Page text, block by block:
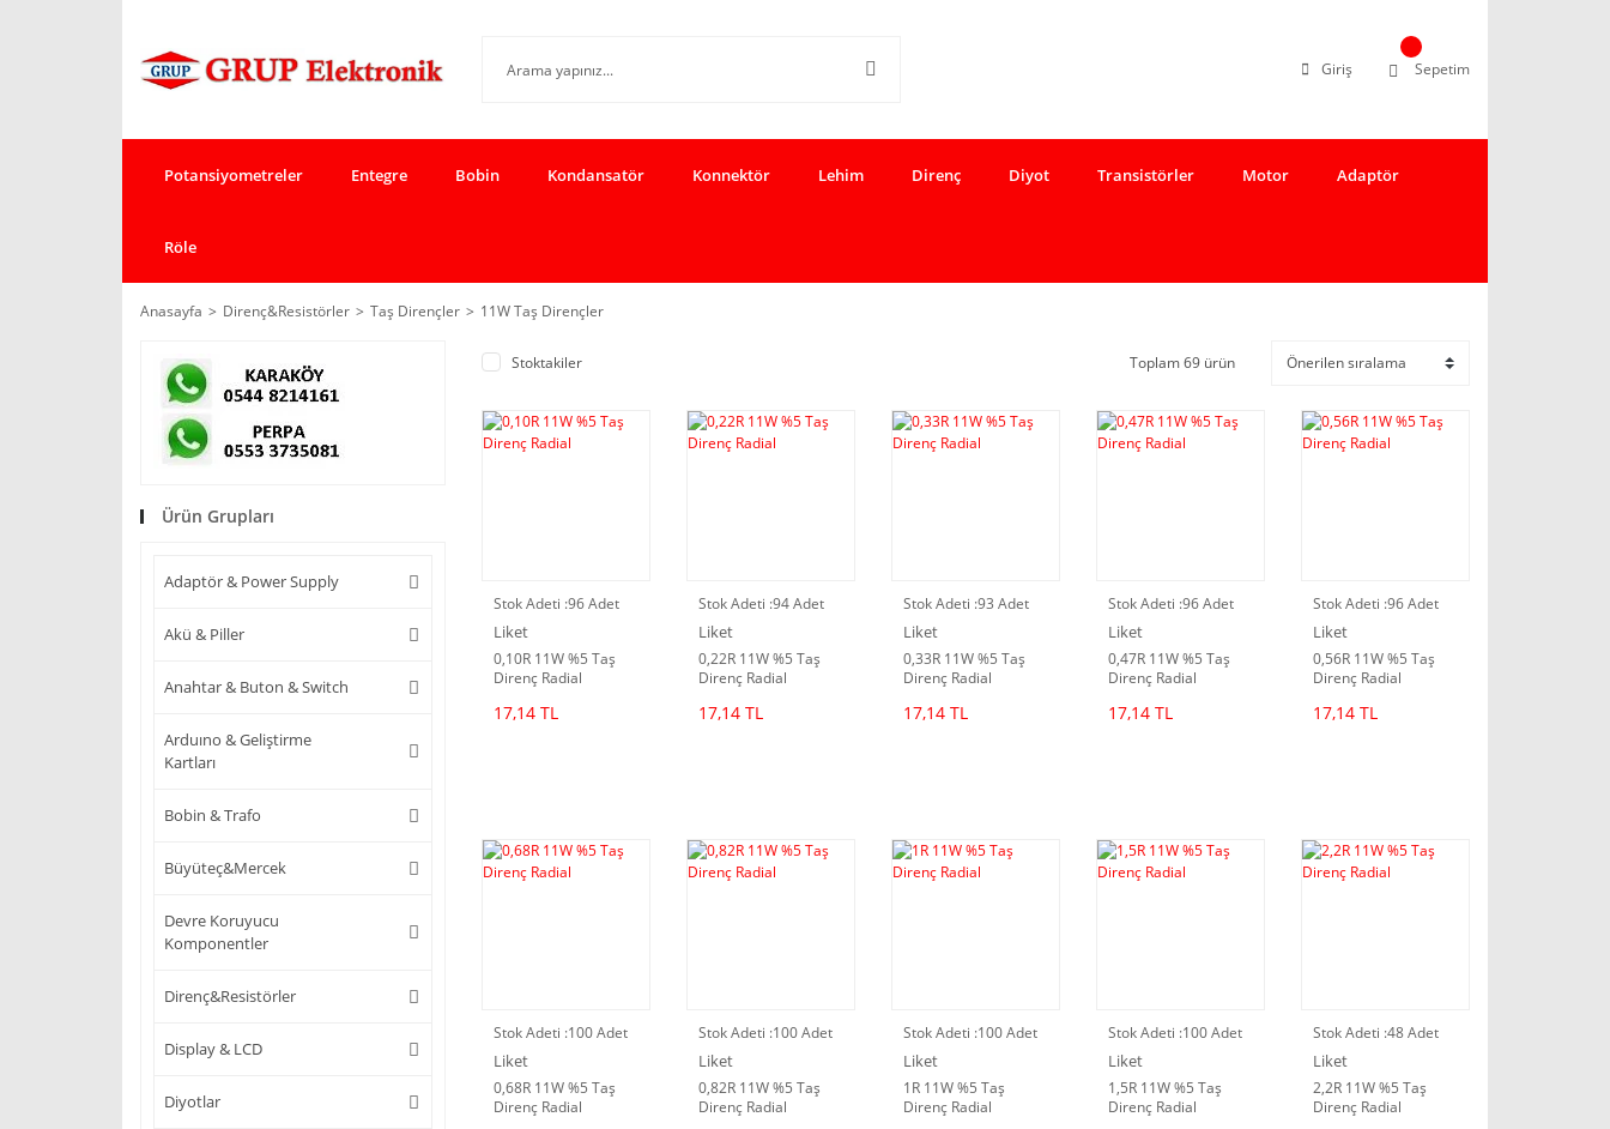
Giriş Sepetim
Potansiyometreler Entegre Bobin Kondansatör Konnektör Lehim Direnç Diyot Transistörler Motor Adaptör
Röle
Anasayfa Direnç&Resistörler Taş Dirençler 11W Taş Dirençler
Ürün Grupları
Adaptör & Power Supply
Akü & Piller
Anahtar & Buton & Switch
Arduıno & Geliştirme
Kartları
Bobin & Trafo
Büyüteç&Mercek
Devre Koruyucu
Komponentler
Direnç&Resistörler
Display & LCD
Diyotlar
Stoktakiler Toplam 69 ürün
Stok Adeti :96 Adet
Liket
0,10R 11W %5 Taş
Direnç Radial
17,14 TL
Stok Adeti :94 Adet
Liket
0,22R 11W %5 Taş
Direnç Radial
17,14 TL
Stok Adeti :93 Adet
Liket
0,33R 11W %5 Taş
Direnç Radial
17,14 TL
Stok Adeti :96 Adet
Liket
0,47R 11W %5 Taş
Direnç Radial
17,14 TL
Stok Adeti :96 Adet
Liket
0,56R 11W %5 Taş
Direnç Radial
17,14 TL
Stok Adeti :100 Adet
Liket
0,68R 11W %5 Taş
Direnç Radial
Stok Adeti :100 Adet
Liket
0,82R 11W %5 Taş
Direnç Radial
Stok Adeti :100 Adet
Liket
1R 11W %5 Taş
Direnç Radial
Stok Adeti :100 Adet
Liket
1,5R 11W %5 Taş
Direnç Radial
Stok Adeti :48 Adet
Liket
2,2R 11W %5 Taş
Direnç Radial